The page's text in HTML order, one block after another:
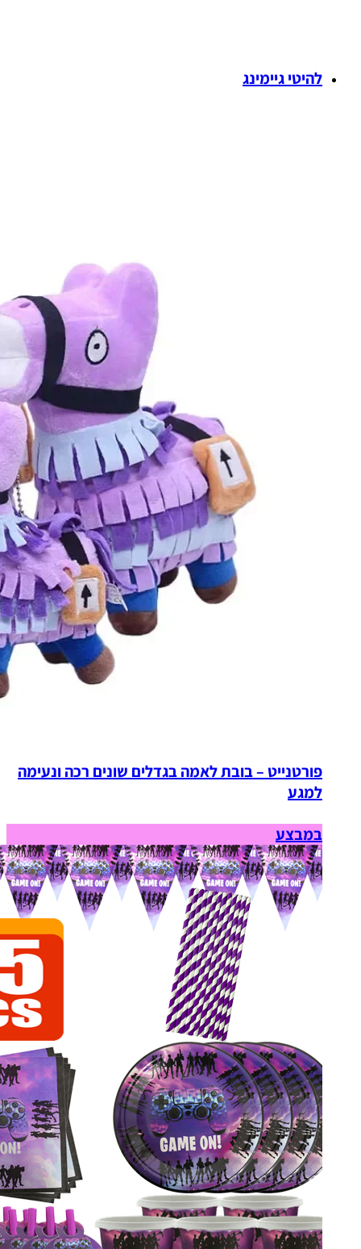
להיטי גיימינג
פורטנייט – בובת לאמה בגדלים שונים רכה ונעימה
למגע
במבצע